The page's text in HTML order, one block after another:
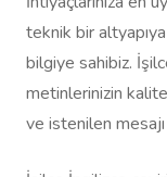
teknik bir
bilgiye sahibiz.
metinlerinizin
ve istenilen